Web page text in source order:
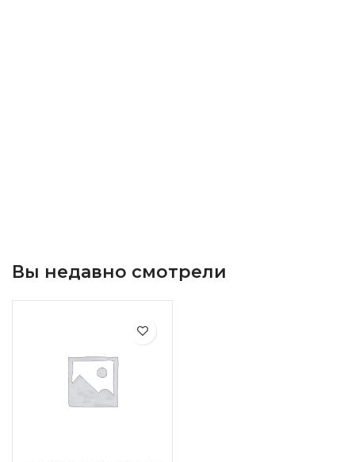
Вы недавно смотрели